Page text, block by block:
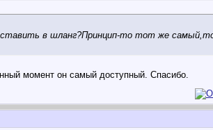
в шланг?Принцип-то тот же
момент он самый доступный. Спасибо.